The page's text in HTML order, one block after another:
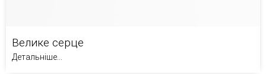
Велике серце
Детальніше...